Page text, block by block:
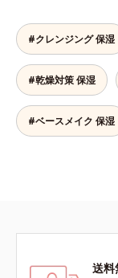
アルテアエキス配合＝
品の詳しい情報は商品
ください。・BEAUTY
ちら
イルイン先⾏型美容液
ンバー グロウプレセ
イル成分(*2)が肌に素
肌をやわらかくしなが
透。ADセラミドミック
こやかに整え、うるお
へと導きます。洗顔後
酸）グリセリル＝肌を
#クレンジング 保湿
#乾燥対策 保湿
#ベースメイク 保湿
送料